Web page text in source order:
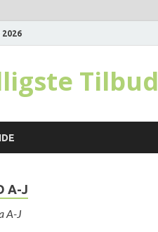
Tilbud
A-J
A-J